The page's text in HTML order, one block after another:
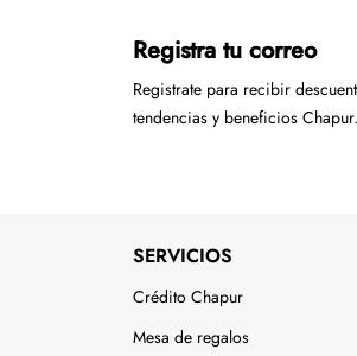
Registra tu correo
Registrate para recibir
tendencias y beneficios Chapur.
SERVICIOS
Crédito Chapur
Mesa de regalos